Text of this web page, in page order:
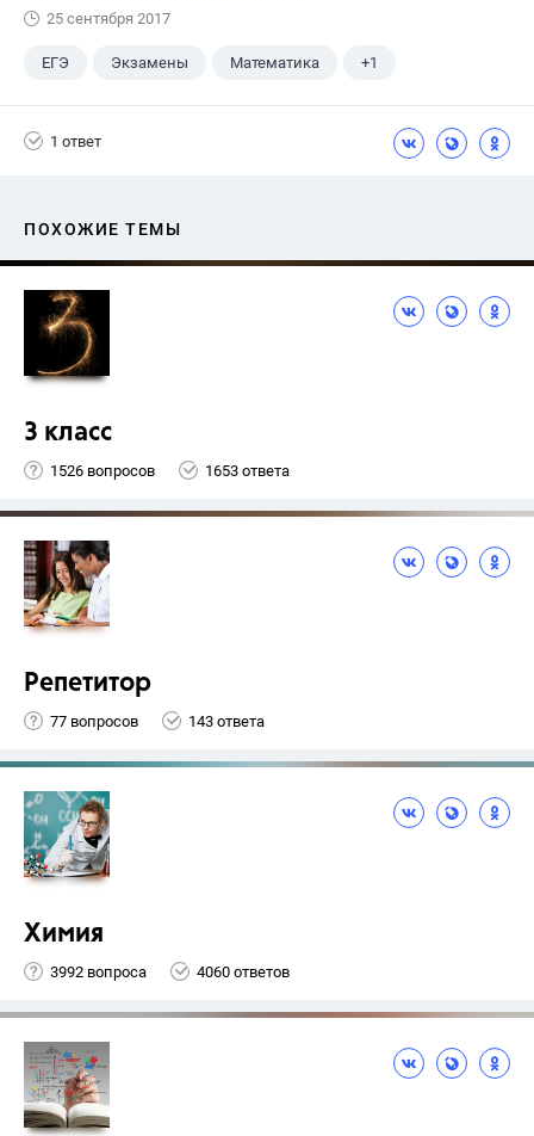
25 сентября 2017
ЕГЭ Экзамены Математика +1
1 ответ
ПОХОЖИЕ ТЕМЫ
3 класс
1526 вопросов 1653 ответа
Репетитор
77 вопросов 143 ответа
Химия
3992 вопроса 4060 ответов